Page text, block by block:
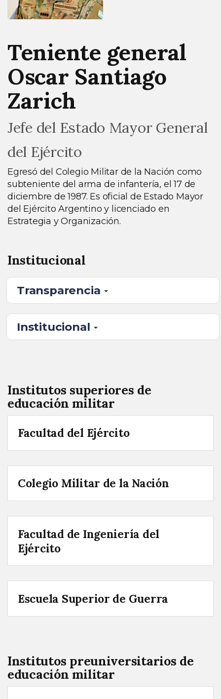
Teniente general
Oscar Santiago
Zarich
Jefe del Estado Mayor General
del Ejército
Egresó del Colegio Militar de la Nación como
subteniente del arma de infantería, el 17 de
diciembre de 1987. Es oficial de Estado Mayor
del Ejército Argentino y licenciado en
Estrategia y Organización.
Institucional
Transparencia
Institucional
Institutos superiores de
educación militar
Facultad del Ejército
Colegio Militar de la Nación
Facultad de Ingeniería del
Ejército
Escuela Superior de Guerra
Institutos preuniversitarios de
educación militar